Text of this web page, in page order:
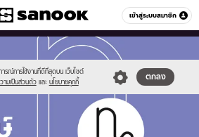
เข้าสู่ระบบสมาชิก
หมวดอื่นๆ
ารณ์การใช้งานที่ดีที่สุดบน เว็บไซต์
ามเป็นส่วนตัว และ นโยบายคุกกี้
ตกลง
fortnightly/fortnightly-